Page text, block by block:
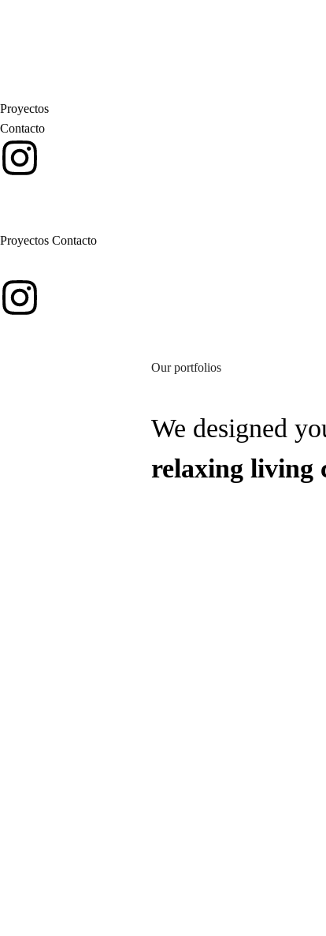
Proyectos
Contacto
Proyectos Contacto
Our portfolios
We designed
relaxing living